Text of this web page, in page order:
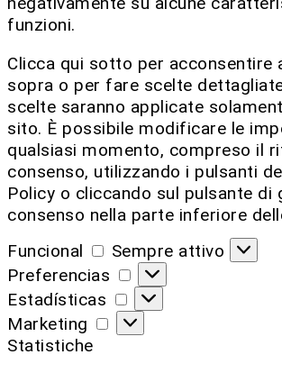
funzioni.
Clicca qui sotto per acconsentire
sopra o per fare scelte
scelte saranno applicate
sito. È possibile modificare le
qualsiasi momento, compreso il
consenso, utilizzando i pulsanti
Policy o cliccando sul pulsante di
consenso nella parte inferiore
Funcional
Sempre attivo
Preferencias
Estadísticas
Marketing
Statistiche